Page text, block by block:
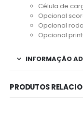
Célula de
Opcional
Opcional
Opcional
INFORMAÇÃO
PRODUTOS